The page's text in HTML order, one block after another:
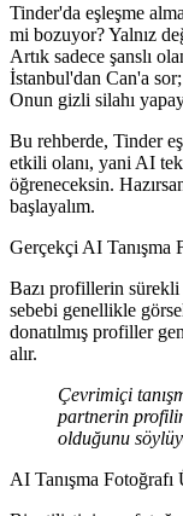
Tinder'da eşleşme
mi bozuyor? Yalnız
Artık sadece şanslı
İstanbul'dan Can'a
Onun gizli silahı
Bu rehberde, Tinder
etkili olanı, yani AI
öğreneceksin.
başlayalım.
Gerçekçi AI Tanışma
Bazı profillerin
sebebi genellikle
donatılmış profiller
alır.
Çevrimiçi
partnerin
olduğunu
AI Tanışma Fotoğrafı